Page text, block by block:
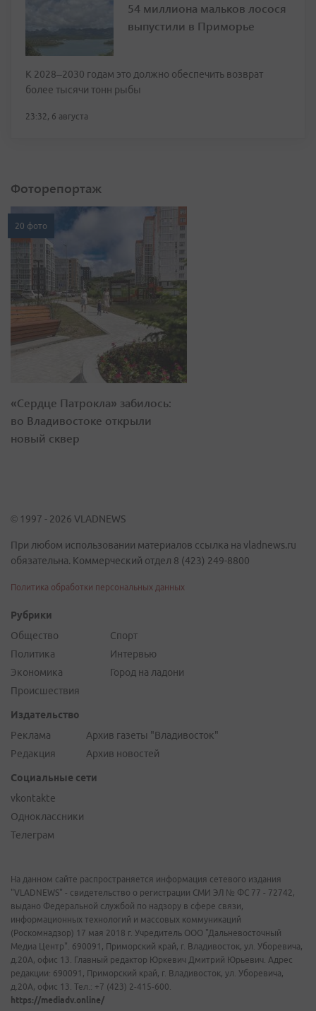
54 миллиона мальков лосося
выпустили в Приморье
К 2028–2030 годам это должно обеспечить возврат
более тысячи тонн рыбы
23:32, 6 августа
Фоторепортаж
20 фото
«Сердце Патрокла» забилось:
во Владивостоке открыли
новый сквер
© 1997 - 2026 VLADNEWS
При любом использовании материалов ссылка на vladnews.ru
обязательна. Коммерческий отдел 8 (423) 249-8800
Политика обработки персональных данных
Рубрики
Общество
Политика
Экономика
Происшествия
Спорт
Интервью
Город на ладони
Издательство
Реклама
Редакция
Архив газеты "Владивосток"
Архив новостей
Социальные сети
vkontakte
Одноклассники
Телеграм
На данном сайте распространяется информация сетевого издания
"VLADNEWS" - свидетельство о регистрации СМИ ЭЛ № ФС 77 - 72742,
выдано Федеральной службой по надзору в сфере связи,
информационных технологий и массовых коммуникаций
(Роскомнадзор) 17 мая 2018 г. Учредитель ООО "Дальневосточный
Медиа Центр". 690091, Приморский край, г. Владивосток, ул. Уборевича,
д.20А, офис 13. Главный редактор Юркевич Дмитрий Юрьевич. Адрес
редакции: 690091, Приморский край, г. Владивосток, ул. Уборевича,
д.20А, офис 13. Тел.: +7 (423) 2-415-600.
https://mediadv.online/